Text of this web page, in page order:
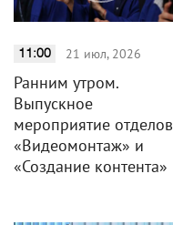
11:00 21 июл, 2026
Ранним утром.
Выпускное
мероприятие отделов
«Видеомонтаж» и
«Создание контента»